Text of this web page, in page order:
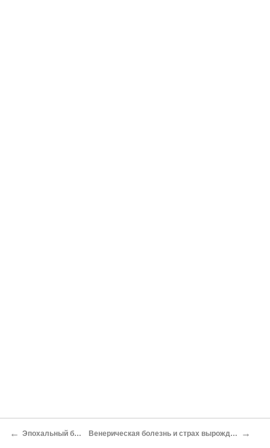
← Эпохальный брак Венерическая болезнь и страх вырождения →